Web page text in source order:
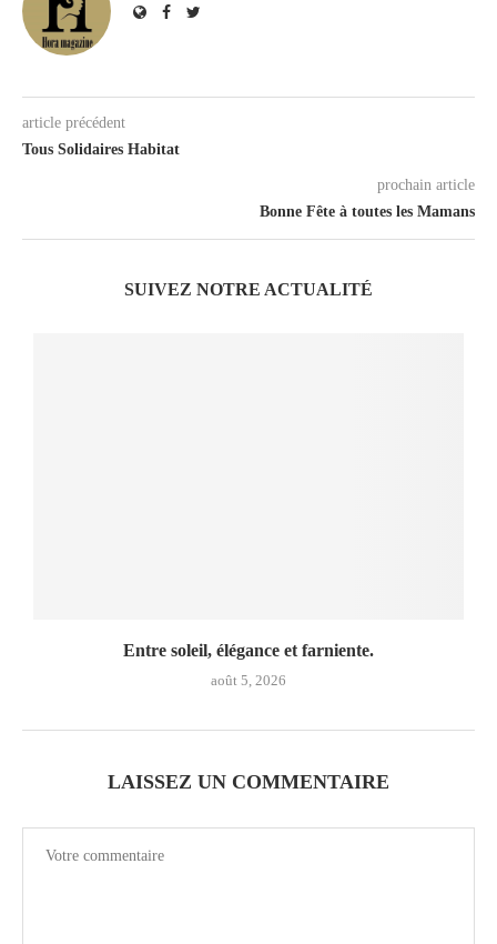
article précédent
Tous Solidaires Habitat
prochain article
Bonne Fête à toutes les Mamans
SUIVEZ NOTRE ACTUALITÉ
Entre soleil, élégance et farniente.
août 5, 2026
LAISSEZ UN COMMENTAIRE